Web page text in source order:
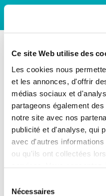
Ce site Web utilise des
Les cookies nous
et les annonces, d'offrir
médias sociaux et
partageons également
notre site avec nos
publicité et d'analyse, qui
avec d'autres
ou qu'ils ont collectées
Nécessaires